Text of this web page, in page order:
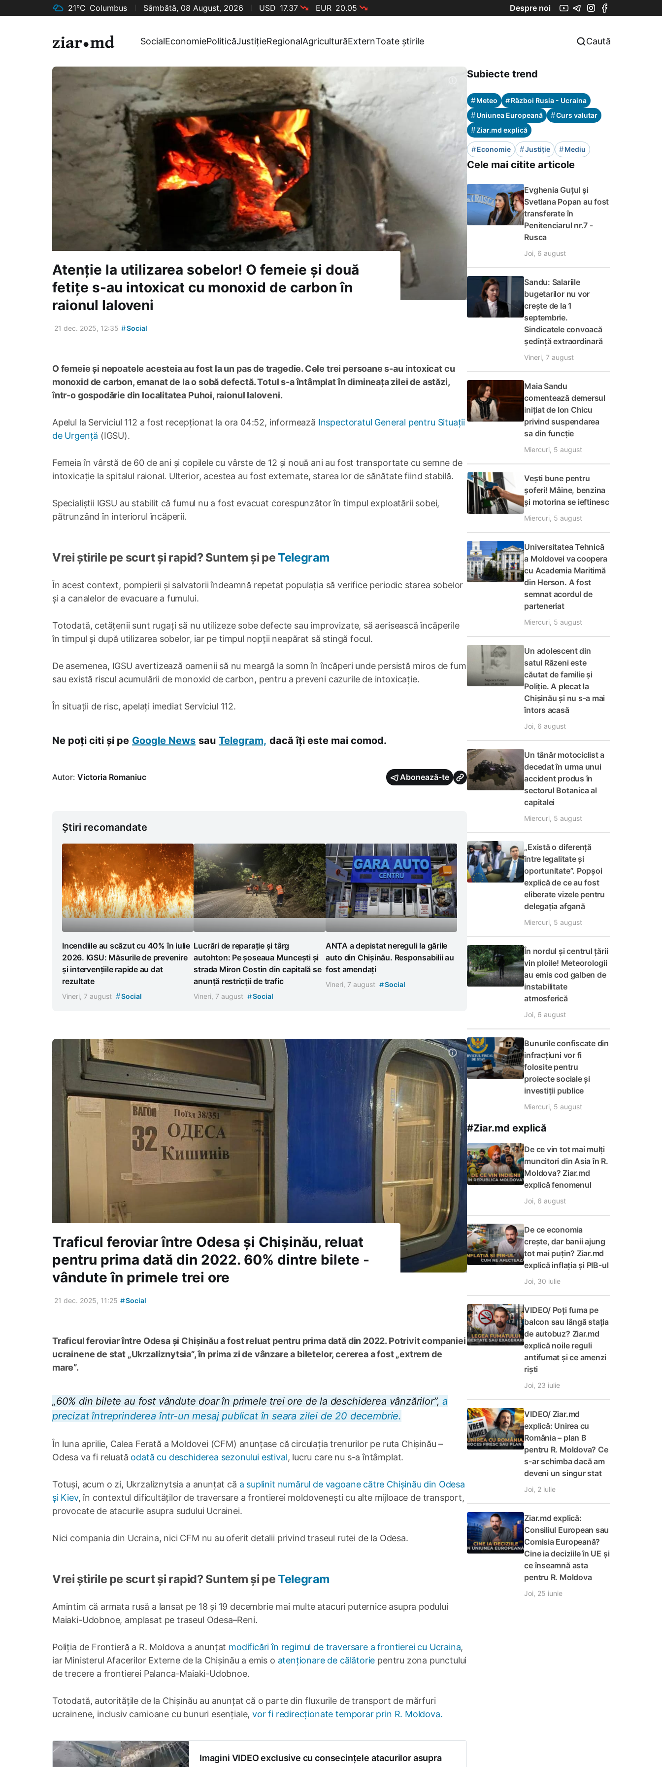
21°C Columbus Sâmbătă, 08 August, 2026 USD 17.37 EUR 20.05 Despre noi
SocialEconomiePoliticăJustițieRegionalAgriculturăExternToate știrile Caută
Atenție la utilizarea sobelor! O femeie și două
fetițe s-au intoxicat cu monoxid de carbon în
raionul Ialoveni
21 dec. 2025, 12:35 #Social
O femeie și nepoatele acesteia au fost la un pas de tragedie. Cele trei persoane s-au intoxicat cu
monoxid de carbon, emanat de la o sobă defectă. Totul s-a întâmplat în dimineața zilei de astăzi,
într-o gospodărie din localitatea Puhoi, raionul Ialoveni.
Apelul la Serviciul 112 a fost recepționat la ora 04:52, informează Inspectoratul General pentru Situații
de Urgență (IGSU).
Femeia în vârstă de 60 de ani și copilele cu vârste de 12 și nouă ani au fost transportate cu semne de
intoxicație la spitalul raional. Ulterior, acestea au fost externate, starea lor de sănătate fiind stabilă.
Specialiștii IGSU au stabilit că fumul nu a fost evacuat corespunzător în timpul exploatării sobei,
pătrunzând în interiorul încăperii.
Vrei știrile pe scurt și rapid? Suntem și peTelegram
În acest context, pompierii și salvatorii îndeamnă repetat populația să verifice periodic starea sobelor
și a canalelor de evacuare a fumului.
Totodată, cetățenii sunt rugați să nu utilizeze sobe defecte sau improvizate, să aerisească încăperile
în timpul și după utilizarea sobelor, iar pe timpul nopții neapărat să stingă focul.
De asemenea, IGSU avertizează oamenii să nu meargă la somn în încăperi unde persistă miros de fum
sau există riscul acumulării de monoxid de carbon, pentru a preveni cazurile de intoxicație.
În situații de risc, apelați imediat Serviciul 112.
Ne poți citi și pe Google News sau Telegram, dacă îți este mai comod.
Autor: Victoria Romaniuc Abonează-te
Știri recomandate
Incendiile au scăzut cu 40% în iulie
2026. IGSU: Măsurile de prevenire
și intervențiile rapide au dat
rezultate
Vineri, 7 august #Social
Lucrări de reparație și târg
autohton: Pe șoseaua Muncești și
strada Miron Costin din capitală se
anunță restricții de trafic
Vineri, 7 august #Social
ANTA a depistat nereguli la gările
auto din Chișinău. Responsabilii au
fost amendați
Vineri, 7 august #Social
Traficul feroviar între Odesa și Chișinău, reluat
pentru prima dată din 2022. 60% dintre bilete -
vândute în primele trei ore
21 dec. 2025, 11:25 #Social
Traficul feroviar între Odesa și Chișinău a fost reluat pentru prima dată din 2022. Potrivit companiei
ucrainene de stat „Ukrzaliznytsia”, în prima zi de vânzare a biletelor, cererea a fost „extrem de
mare”.
„60% din bilete au fost vândute doar în primele trei ore de la deschiderea vânzărilor”, a
precizat întreprinderea într-un mesaj publicat în seara zilei de 20 decembrie.
În luna aprilie, Calea Ferată a Moldovei (CFM) anunțase că circulația trenurilor pe ruta Chișinău –
Odesa va fi reluată odată cu deschiderea sezonului estival, lucru care nu s-a întâmplat.
Totuși, acum o zi, Ukrzaliznytsia a anunțat că a suplinit numărul de vagoane către Chișinău din Odesa
și Kiev, în contextul dificultăților de traversare a frontierei moldovenești cu alte mijloace de transport,
provocate de atacurile asupra sudului Ucrainei.
Nici compania din Ucraina, nici CFM nu au oferit detalii privind traseul rutei de la Odesa.
Vrei știrile pe scurt și rapid? Suntem și peTelegram
Amintim că armata rusă a lansat pe 18 și 19 decembrie mai multe atacuri puternice asupra podului
Maiaki-Udobnoe, amplasat pe traseul Odesa–Reni.
Poliția de Frontieră a R. Moldova a anunțat modificări în regimul de traversare a frontierei cu Ucraina,
iar Ministerul Afacerilor Externe de la Chișinău a emis o atenționare de călătorie pentru zona punctului
de trecere a frontierei Palanca-Maiaki-Udobnoe.
Totodată, autoritățile de la Chișinău au anunțat că o parte din fluxurile de transport de mărfuri
ucrainene, inclusiv camioane cu bunuri esențiale,vor fi redirecționate temporar prin R. Moldova.
Imagini VIDEO exclusive cu consecințele atacurilor asupra
Subiecte trend
#Meteo #Război Rusia - Ucraina
#Uniunea Europeană #Curs valutar
#Ziar.md explică
#Economie #Justiție #Mediu
Cele mai citite articole
Evghenia Guțul și
Svetlana Popan au fost
transferate în
Penitenciarul nr.7 -
Rusca
Joi, 6 august
Sandu: Salariile
bugetarilor nu vor
crește de la 1
septembrie.
Sindicatele convoacă
ședință extraordinară
Vineri, 7 august
Maia Sandu
comentează demersul
inițiat de Ion Chicu
privind suspendarea
sa din funcție
Miercuri, 5 august
Vești bune pentru
șoferi! Mâine, benzina
și motorina se ieftinesc
Miercuri, 5 august
Universitatea Tehnică
a Moldovei va coopera
cu Academia Maritimă
din Herson. A fost
semnat acordul de
parteneriat
Miercuri, 5 august
Un adolescent din
satul Răzeni este
căutat de familie și
Poliție. A plecat la
Chișinău și nu s-a mai
întors acasă
Joi, 6 august
Un tânăr motociclist a
decedat în urma unui
accident produs în
sectorul Botanica al
capitalei
Miercuri, 5 august
„Există o diferență
între legalitate și
oportunitate”. Popșoi
explică de ce au fost
eliberate vizele pentru
delegația afgană
Miercuri, 5 august
În nordul și centrul țării
vin ploile! Meteorologii
au emis cod galben de
instabilitate
atmosferică
Joi, 6 august
Bunurile confiscate din
infracțiuni vor fi
folosite pentru
proiecte sociale și
investiții publice
Miercuri, 5 august
#Ziar.md explică
De ce vin tot mai mulți
muncitori din Asia în R.
Moldova? Ziar.md
explică fenomenul
Joi, 6 august
De ce economia
crește, dar banii ajung
tot mai puțin? Ziar.md
explică inflația și PIB-ul
Joi, 30 iulie
VIDEO/ Poți fuma pe
balcon sau lângă stația
de autobuz? Ziar.md
explică noile reguli
antifumat și ce amenzi
riști
Joi, 23 iulie
VIDEO/ Ziar.md
explică: Unirea cu
România – plan B
pentru R. Moldova? Ce
s-ar schimba dacă am
deveni un singur stat
Joi, 2 iulie
Ziar.md explică:
Consiliul European sau
Comisia Europeană?
Cine ia deciziile în UE și
ce înseamnă asta
pentru R. Moldova
Joi, 25 iunie